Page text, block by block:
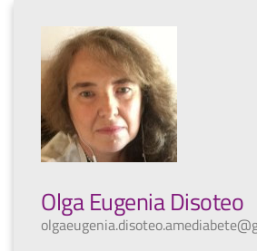
Olga Eugenia Disoteo